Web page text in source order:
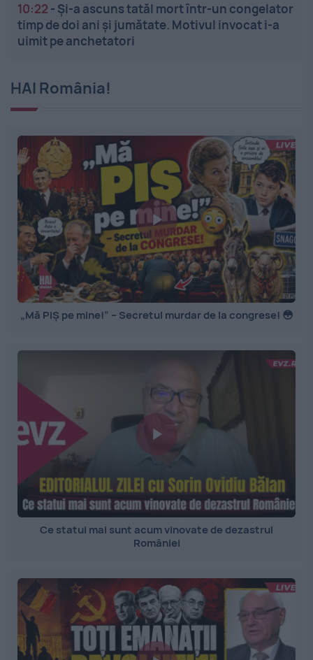
10:22 - Și-a ascuns tatăl mort într-un congelator
timp de doi ani și jumătate. Motivul invocat i-a
uimit pe anchetatori
HAI România!
„Mă PIȘ pe mine!” – Secretul murdar de la congrese! 😳
Ce statui mai sunt acum vinovate de dezastrul
României